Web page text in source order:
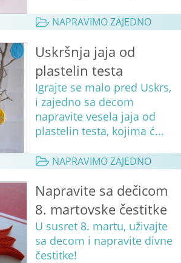
NAPRAVIMO ZAJEDNO
Uskršnja jaja od
plastelin testa
Igrajte se malo pred Uskrs,
i zajedno sa decom
napravite vesela jaja od
plastelin testa, kojima ć...
NAPRAVIMO ZAJEDNO
Napravite sa dečicom
8. martovske čestitke
U susret 8. martu, uživajte
sa decom i napravite divne
čestitke!